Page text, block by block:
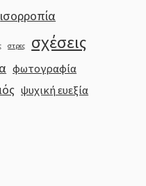
ισορροπία
στρες σχέσεις
φωτογραφία
ψυχική ευεξία